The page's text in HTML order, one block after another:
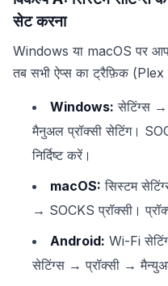
सेट करना
Windows या macOS पर
तब सभी ऐप्स का ट्रैफ़िक (Plex
Windows: सेटिंग्स →
मैनुअल प्रॉक्सी सेटिंग।
निर्दिष्ट करें।
macOS: सिस्टम
→ SOCKS प्रॉक्सी।
Android: Wi-Fi
सेटिंग्स → प्रॉक्सी →